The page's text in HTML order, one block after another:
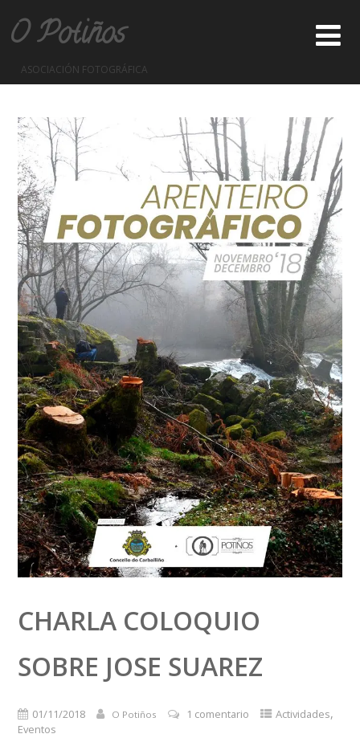
O Potiños
ASOCIACIÓN FOTOGRÁFICA
CHARLA COLOQUIO
SOBRE JOSE SUAREZ
01/11/2018 O Potiños 1 comentario Actividades,
Eventos